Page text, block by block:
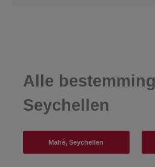
Alle
Seychellen
Mahé, Seychellen